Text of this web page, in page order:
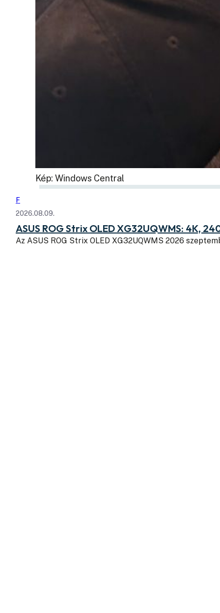
Kép: Windows Central
F
2026.08.09.
ASUS ROG Strix OLED XG32UQWMS: 4K,
Az ASUS ROG Strix OLED XG32UQWMS 2026